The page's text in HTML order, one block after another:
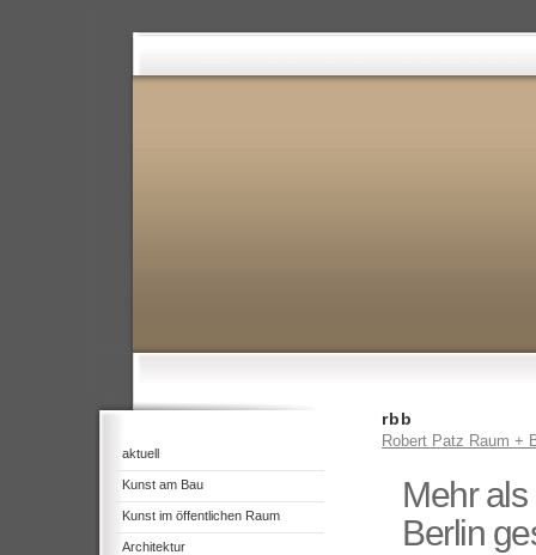
aktuell
Kunst am Bau
Kunst im öffentlichen Raum
Architektur
rbb
Robert Patz Raum +
Mehr
Berlin